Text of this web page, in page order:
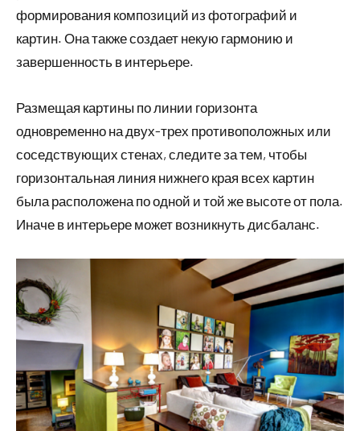
формирования композиций из фотографий и
картин. Она также создает некую гармонию и
завершенность в интерьере.
Размещая картины по линии горизонта
одновременно на двух-трех противоположных или
соседствующих стенах, следите за тем, чтобы
горизонтальная линия нижнего края всех картин
была расположена по одной и той же высоте от пола.
Иначе в интерьере может возникнуть дисбаланс.